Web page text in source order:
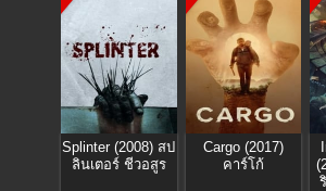
Splinter (2008) สป
ลินเตอร์ ชีวอสูร
Cargo (2017)
คาร์โก้